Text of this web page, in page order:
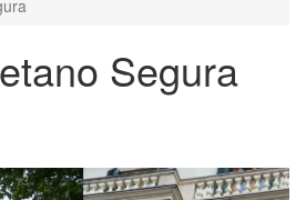
Segura